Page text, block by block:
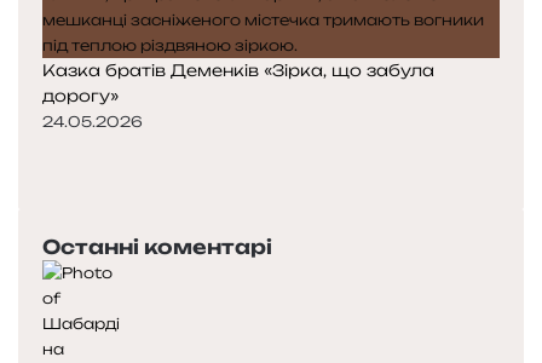
Казка братів Деменків «Зірка, що забула
дорогу»
24.05.2026
Останні коментарі